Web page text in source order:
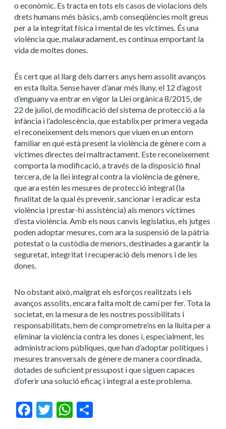
o econòmic. Es tracta en tots els casos de violacions dels
drets humans més bàsics, amb conseqüències molt greus
per a la integritat física i mental de les víctimes. És una
violència que, malauradament, es continua emportant la
vida de moltes dones.
És cert que al llarg dels darrers anys hem assolit avanços
en esta lluita. Sense haver d’anar més lluny, el 12 d’agost
d’enguany va entrar en vigor la Llei orgànica 8/2015, de
22 de juliol, de modificació del sistema de protecció a la
infància i l’adolescència, que establix per primera vegada
el reconeixement dels menors que viuen en un entorn
familiar en què està present la violència de gènere com a
víctimes directes del maltractament. Este reconeixement
comporta la modificació, a través de la disposició final
tercera, de la llei integral contra la violència de gènere,
que ara estén les mesures de protecció integral (la
finalitat de la qual és prevenir, sancionar i eradicar esta
violència i prestar-hi assistència) als menors víctimes
d’esta violència. Amb els nous canvis legislatius, els jutges
poden adoptar mesures, com ara la suspensió de la pàtria
potestat o la custòdia de menors, destinades a garantir la
seguretat, integritat i recuperació dels menors i de les
dones.
No obstant això, malgrat els esforços realitzats i els
avanços assolits, encara falta molt de camí per fer. Tota la
societat, en la mesura de les nostres possibilitats i
responsabilitats, hem de comprometre’ns en la lluita per a
eliminar la violència contra les dones i, especialment, les
administracions públiques, que han d’adoptar polítiques i
mesures transversals de gènere de manera coordinada,
dotades de suficient pressupost i que siguen capaces
d’oferir una solució eficaç i integral a este problema.
Facebook
Twitter WhatsApp